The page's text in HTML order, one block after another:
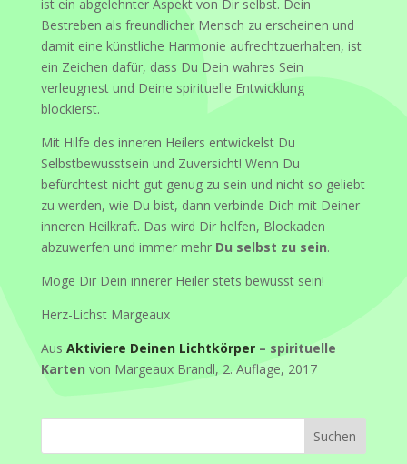
ist ein abgelehnter Aspekt von Dir selbst. Dein
Bestreben als freundlicher Mensch zu erscheinen und
damit eine künstliche Harmonie aufrechtzuerhalten, ist
ein Zeichen dafür, dass Du Dein wahres Sein
verleugnest und Deine spirituelle Entwicklung
blockierst.
Mit Hilfe des inneren Heilers entwickelst Du
Selbstbewusstsein und Zuversicht! Wenn Du
befürchtest nicht gut genug zu sein und nicht so geliebt
zu werden, wie Du bist, dann verbinde Dich mit Deiner
inneren Heilkraft. Das wird Dir helfen, Blockaden
abzuwerfen und immer mehr Du selbst zu sein.
Möge Dir Dein innerer Heiler stets bewusst sein!
Herz-Lichst Margeaux
Aus Aktiviere Deinen Lichtkörper – spirituelle
Karten von Margeaux Brandl, 2. Auflage, 2017